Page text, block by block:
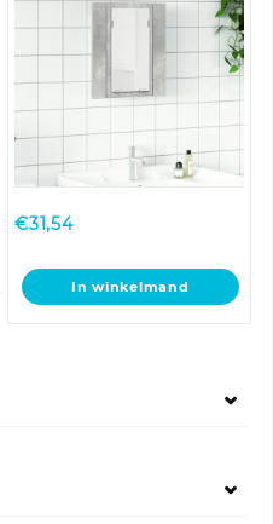
gekozen
worden
op
de
productpagina
€31,54
In winkelmand